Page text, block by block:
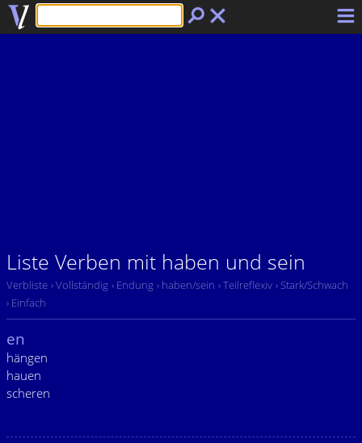
Liste Verben mit haben und sein
Verbliste › Vollständig › Endung › haben/sein › Teilreflexiv › Stark/Schwach
› Einfach
en
hängen
hauen
scheren